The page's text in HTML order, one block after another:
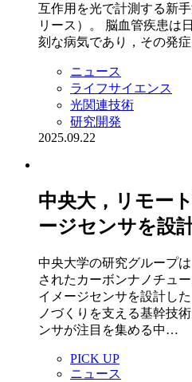
互作用を光で計測する新
リース）。 脳血管疾患は
刻な病気であり，その発
ニュース
ライフサイエンス
光関連技術
研究開発
2025.09.22
中央大，リモー
ージセンサを設
中央大学の研究グループ
されたカーボンナノチュ
イメージセンサを設計し
ノづくりを支える基幹技
ンサが注目を集める中…
PICK UP
ニュース